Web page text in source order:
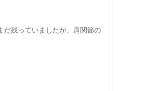
だ残っていましたが、肩関節の